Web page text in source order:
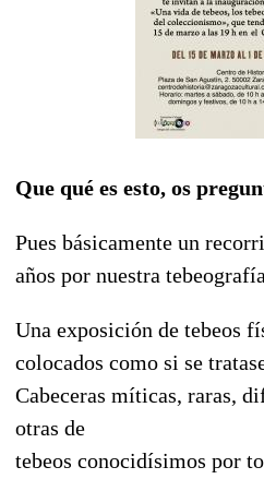
Que qué es esto, os
Pues básicamente un
años por nuestra
Una exposición de tebeos
colocados como si se
Cabeceras míticas, raras,
otras de
tebeos conocidísimos por